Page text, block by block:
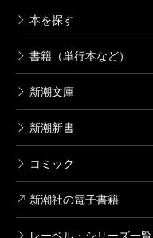
本を探す
書籍（単行本など）
新潮文庫
新潮新書
コミック
新潮社の電子書籍